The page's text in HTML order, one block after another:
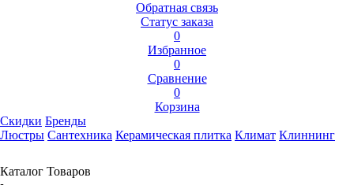
Обратная связь
Статус заказа
0
Избранное
0
Сравнение
0
Корзина
Скидки Бренды
Люстры Сантехника Керамическая плитка Климат Клиннинг
Каталог Товаров